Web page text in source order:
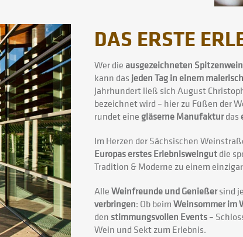
DAS ERSTE
Wer die ausgezeichneten
kann das jeden Tag in einem
Jahrhundert ließ sich August
bezeichnet wird – hier zu Füßen der
rundet einegläserne Manufakturdas
Im Herzen der Sächsischen
Europas erstes Erlebnisweingutdie
Tradition & Moderne zu einem
AlleWeinfreunde und Genießersind
verbringen: Ob beimWeinsommer im
den stimmungsvollen Events–
Wein und Sekt zum Erlebnis.